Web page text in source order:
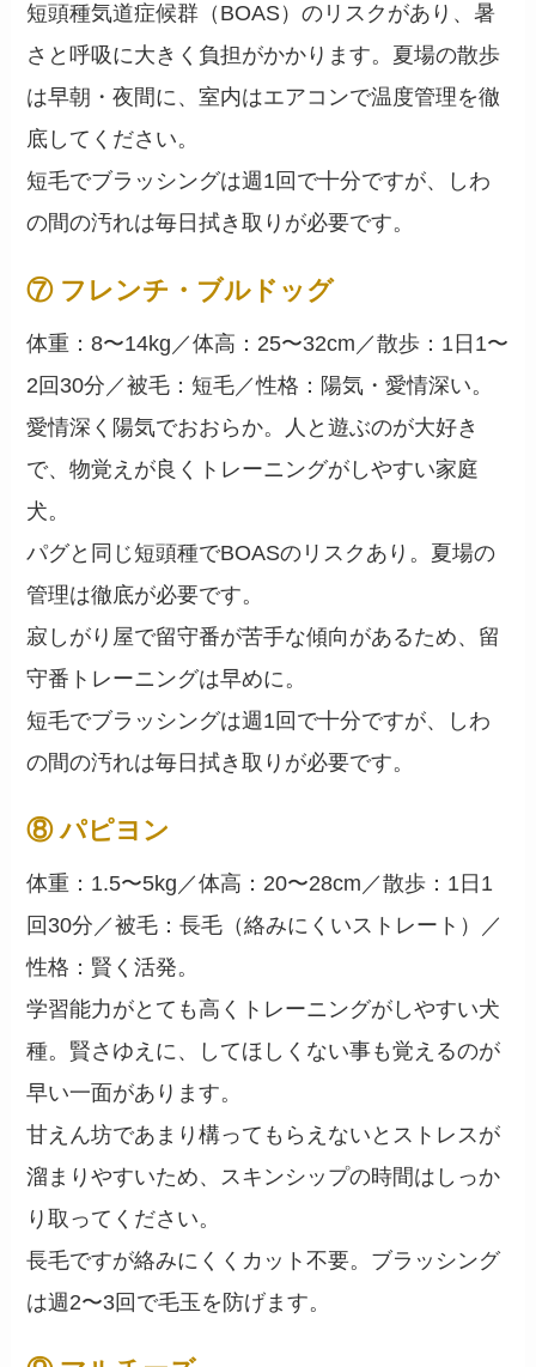
短頭種気道症候群（BOAS）のリスクがあり、暑
さと呼吸に大きく負担がかかります。夏場の散歩
は早朝・夜間に、室内はエアコンで温度管理を徹
底してください。
短毛でブラッシングは週1回で十分ですが、しわ
の間の汚れは毎日拭き取りが必要です。
⑦ フレンチ・ブルドッグ
体重：8〜14kg／体高：25〜32cm／散歩：1日1〜
2回30分／被毛：短毛／性格：陽気・愛情深い。
愛情深く陽気でおおらか。人と遊ぶのが大好き
で、物覚えが良くトレーニングがしやすい家庭
犬。
パグと同じ短頭種でBOASのリスクあり。夏場の
管理は徹底が必要です。
寂しがり屋で留守番が苦手な傾向があるため、留
守番トレーニングは早めに。
短毛でブラッシングは週1回で十分ですが、しわ
の間の汚れは毎日拭き取りが必要です。
⑧ パピヨン
体重：1.5〜5kg／体高：20〜28cm／散歩：1日1
回30分／被毛：長毛（絡みにくいストレート）／
性格：賢く活発。
学習能力がとても高くトレーニングがしやすい犬
種。賢さゆえに、してほしくない事も覚えるのが
早い一面があります。
甘えん坊であまり構ってもらえないとストレスが
溜まりやすいため、スキンシップの時間はしっか
り取ってください。
長毛ですが絡みにくくカット不要。ブラッシング
は週2〜3回で毛玉を防げます。